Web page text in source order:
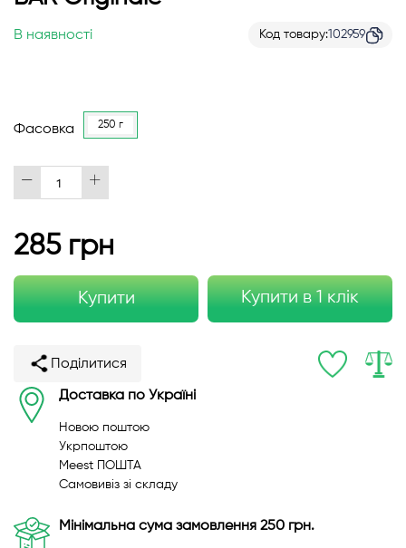
зображень
В наявності Код товару 102959
Фасовка 250 г
285 грн
Купити Купити в 1 клік
Поділитися
Доставка по Україні
Новою поштою
Укрпоштою
Meest ПОШТА
Самовивіз зі складу
Мінімальна сума замовлення 250 грн.